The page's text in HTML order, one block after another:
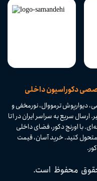
دکوراسیون داخلی
دیوارپوش ترمووال، نورمخفی و
ابزارهای دکوراسیون داخلی با کیفیت بالا و تنوع بی‌نظیر. ارسال سریع به سراسر ایران در ۱ تا
با اورنج دکور، فضای داخلی
متحول کنید. خرید آسان، قیمت
محفوظ است.​​​​​​​